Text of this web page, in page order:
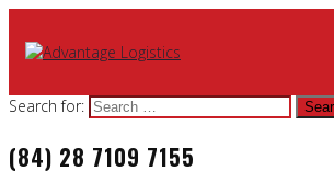
Search for:
(84) 28 7109 7155